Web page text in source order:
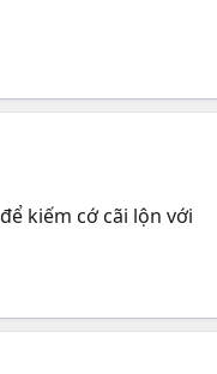
kiếm cớ cãi lộn với